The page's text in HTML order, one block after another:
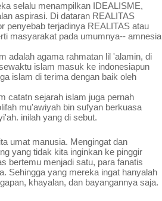
selalu menampilkan IDEALISME,
aspirasi. Di dataran REALITAS
penyebab terjadinya REALITAS atau
masyarakat pada umumnya-- amnesia
adalah agama rahmatan lil 'alamin, di
islam masuk ke indonesiapun
islam di terima dengan baik oleh
catatn sejarah islam juga pernah
mu'awiyah bin sufyan berkuasa
inilah yang di sebut.
umat manusia. Mengingat dan
yang tidak kita inginkan ke pinggir
bertemu menjadi satu, para fanatis
Sehingga yang mereka ingat hanyalah
khayalan, dan bayangannya saja.